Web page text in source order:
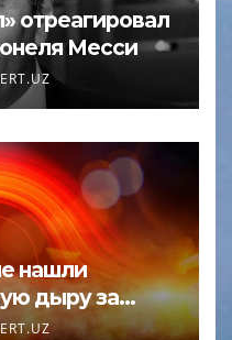
отреагировал
Месси
нашли
дыру за